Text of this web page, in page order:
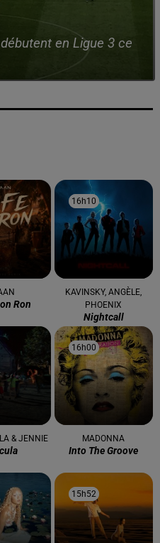
en Ligue 3 ce
Ron
16h10
16h10
KAVINSKY, ANGÈLE,
PHOENIX
Nightcall
& JENNIE
16h00
16h00
MADONNA
Into The Groove
15h52
15h52